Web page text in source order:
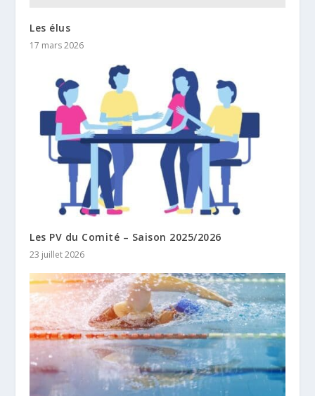
Les élus
17 mars 2026
Les PV du Comité – Saison 2025/2026
23 juillet 2026